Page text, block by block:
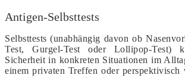
Antigen-Selbsttests
Selbsttests (unabhängig davon ob
Test, Gurgel-Test oder Lollipop-Test)
Sicherheit in konkreten Situationen im
einem privaten Treffen oder perspektivisch